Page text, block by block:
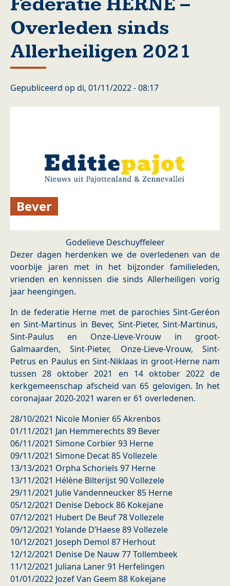
Overleden sinds
Allerheiligen 2021
Gepubliceerd op di, 01/11/2022 - 08:17
Bever
Godelieve Deschuyffeleer
Dezer dagen herdenken we de overledenen van de
voorbije jaren met in het bijzonder familieleden,
vrienden en kennissen die sinds Allerheiligen vorig
jaar heengingen.
In de federatie Herne met de parochies Sint-Geréon
en Sint-Martinus in Bever, Sint-Pieter, Sint-Martinus,
Sint-Paulus en Onze-Lieve-Vrouw in groot-
Galmaarden, Sint-Pieter, Onze-Lieve-Vrouw, Sint-
Petrus en Paulus en Sint-Niklaas in groot-Herne nam
tussen 28 oktober 2021 en 14 oktober 2022 de
kerkgemeenschap afscheid van 65 gelovigen. In het
coronajaar 2020-2021 waren er 61 overledenen.
28/10/2021 Nicole Monier 65 Akrenbos
01/11/2021 Jan Hemmerechts 89 Bever
06/11/2021 Simone Corbier 93 Herne
09/11/2021 Simone Decat 85 Vollezele
13/13/2021 Orpha Schoriels 97 Herne
13/11/2021 Hélène Bilterijst 90 Vollezele
29/11/2021 Julie Vandenneucker 85 Herne
05/12/2021 Denise Debock 86 Kokejane
07/12/2021 Hubert De Beuf 78 Vollezele
09/12/2021 Yolande D’Haese 89 Vollezele
10/12/2021 Joseph Demol 87 Herhout
12/12/2021 Denise De Nauw 77 Tollembeek
11/12/2021 Juliana Laner 91 Herfelingen
01/01/2022 Jozef Van Geem 88 Kokejane